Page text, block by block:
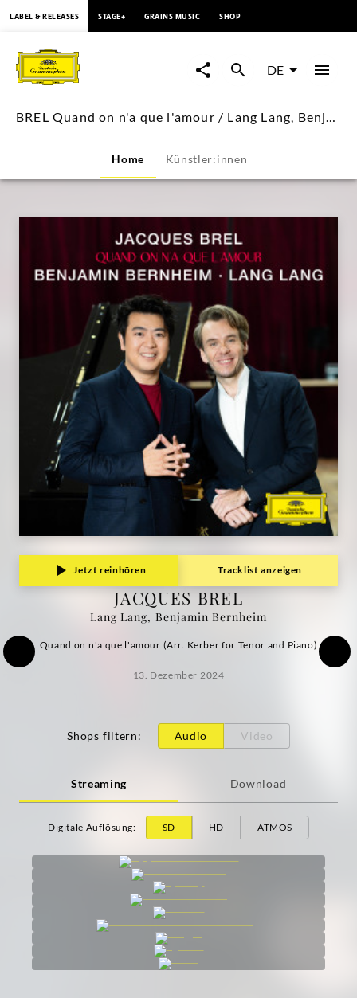
Quand
on
que
l'amour
Benjamin
Bernheim
Deutsche
Grammophon
LABEL & RELEASES STAGE+ GRAINS MUSIC SHOP
DE
BREL Quand on n'a que l'amour / Lang Lang, Benjamin Bernheim
Home Künstler:innen
Jetzt reinhören Tracklist anzeigen
JACQUES BREL
Lang Lang, Benjamin Bernheim
Quand on n'a que l'amour (Arr. Kerber for Tenor and Piano)
13. Dezember 2024
Shops filtern: Audio Video
Streaming Download
Digitale Auflösung: SD HD ATMOS